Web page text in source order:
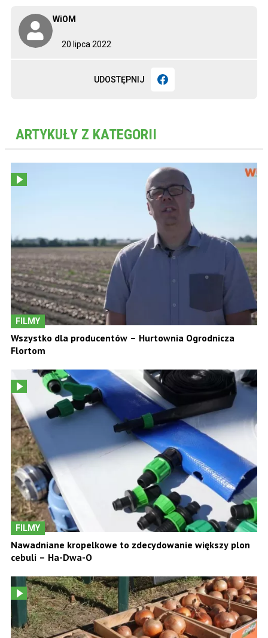
20 lipca 2022
WiOM
UDOSTĘPNIJ
ARTYKUŁY Z KATEGORII
FILMY
Wszystko dla producentów – Hurtownia Ogrodnicza
Flortom
FILMY
Nawadniane kropelkowe to zdecydowanie większy plon
cebuli – Ha-Dwa-O